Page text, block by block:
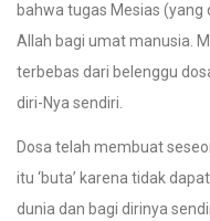
bahwa tugas Mesias
Allah bagi umat manusia.
terbebas dari belenggu
diri-Nya sendiri.
Dosa telah membuat
itu ‘buta’ karena tidak
dunia dan bagi dirinya